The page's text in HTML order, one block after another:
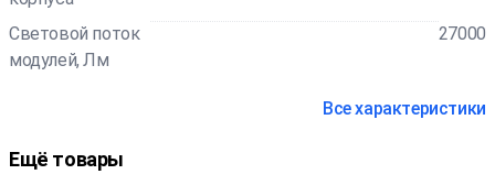
Световой поток
модулей, Лм
27000
Все характеристики
Ещё товары